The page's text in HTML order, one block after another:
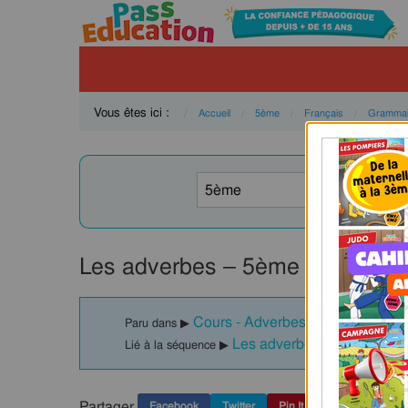
Vous êtes ici : Accueil 5ème Français
Les adverbes – 5ème – Cours
Paru dans ▶ Cours - Adverbes : 5ème
Lié à la séquence ▶ Les adverbes – 5ème –